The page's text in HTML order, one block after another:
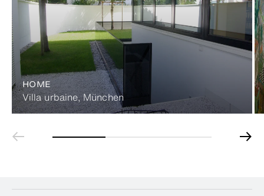
HOME
Villa urbaine, München